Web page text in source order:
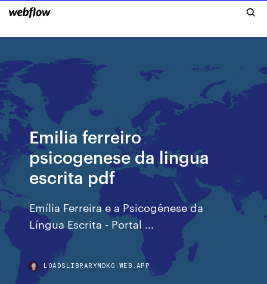
Emilia ferreiro
psicogenese da lingua
escrita pdf
Emília Ferreira e a Psicogênese da
Língua Escrita - Portal ...
LOADSLIBRARYMDKG.WEB.APP